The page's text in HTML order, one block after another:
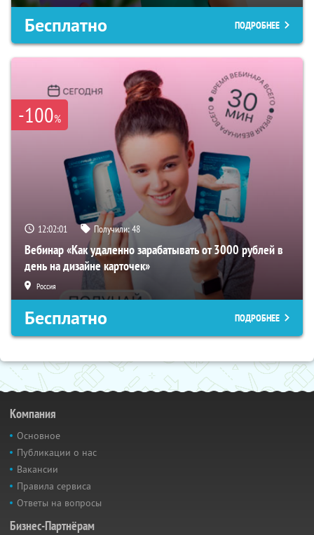
Бесплатно ПОДРОБНЕЕ
-100%
12:02:00 Получили:48
Вебинар «Как удаленно зарабатывать от 3000 рублей в
день на дизайне карточек»
Россия
Бесплатно ПОДРОБНЕЕ
Компания
Основное
Публикации о нас
Вакансии
Правила сервиса
Ответы на вопросы
Бизнес-Партнёрам